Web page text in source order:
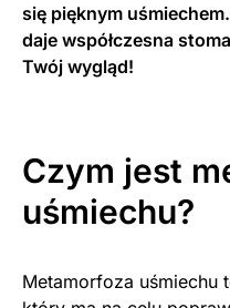
się pięknym
daje współczesna
Twój wygląd!
Czym jest
uśmiechu?
Metamorfoza uśmiechu